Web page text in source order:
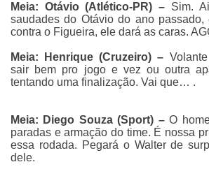
Meia: Otávio (Atlético-PR) – Sim.
saudades do Otávio do ano
contra o Figueira, ele dará as caras.
Meia: Henrique (Cruzeiro) –
sair bem pro jogo e vez ou outra
tentando uma finalização. Vai que… .
Meia: Diego Souza (Sport) –O
paradas e armação do time. É nossa
essa rodada. Pegará o Walter de
dele.